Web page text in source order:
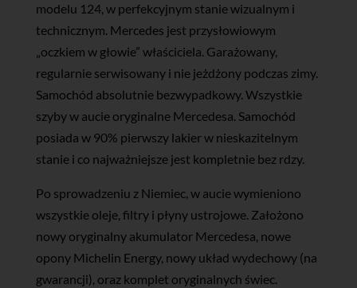
modelu 124, w perfekcyjnym stanie wizualnym i
technicznym. Mercedes jest przysłowiowym
„oczkiem w głowie” właściciela. Garażowany,
regularnie serwisowany i nie jeżdżony podczas zimy.
Samochód absolutnie bezwypadkowy. Wszystkie
szyby w aucie oryginalne Mercedesa. Samochód
posiada w 90% pierwszy lakier w nieskazitelnym
stanie i co najważniejsze jest kompletnie bez rdzy.
Po sprowadzeniu z Niemiec, w aucie wymieniono
wszystkie oleje, filtry i płyny ustrojowe. Założono
nowy oryginalny akumulator Mercedesa, nowe
opony Michelin Energy, nowy układ wydechowy (na
gwarancji), oraz komplet oryginalnych świec.